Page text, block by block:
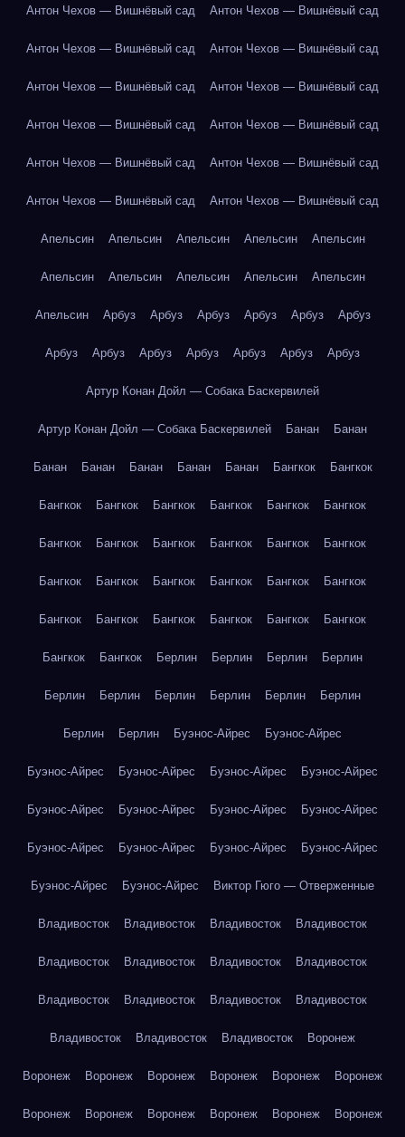
Антон Чехов — Вишнёвый сад Антон Чехов — Вишнёвый сад
Антон Чехов — Вишнёвый сад Антон Чехов — Вишнёвый сад
Антон Чехов — Вишнёвый сад Антон Чехов — Вишнёвый сад
Антон Чехов — Вишнёвый сад Антон Чехов — Вишнёвый сад
Антон Чехов — Вишнёвый сад Антон Чехов — Вишнёвый сад
Антон Чехов — Вишнёвый сад Антон Чехов — Вишнёвый сад
Апельсин Апельсин Апельсин Апельсин Апельсин
Апельсин Апельсин Апельсин Апельсин Апельсин
Апельсин Арбуз Арбуз Арбуз Арбуз Арбуз Арбуз
Арбуз Арбуз Арбуз Арбуз Арбуз Арбуз Арбуз
Артур Конан Дойл — Собака Баскервилей
Артур Конан Дойл — Собака Баскервилей Банан Банан
Банан Банан Банан Банан Банан Бангкок Бангкок
Бангкок Бангкок Бангкок Бангкок Бангкок Бангкок
Бангкок Бангкок Бангкок Бангкок Бангкок Бангкок
Бангкок Бангкок Бангкок Бангкок Бангкок Бангкок
Бангкок Бангкок Бангкок Бангкок Бангкок Бангкок
Бангкок Бангкок Берлин Берлин Берлин Берлин
Берлин Берлин Берлин Берлин Берлин Берлин
Берлин Берлин Буэнос-Айрес Буэнос-Айрес
Буэнос-Айрес Буэнос-Айрес Буэнос-Айрес Буэнос-Айрес
Буэнос-Айрес Буэнос-Айрес Буэнос-Айрес Буэнос-Айрес
Буэнос-Айрес Буэнос-Айрес Буэнос-Айрес Буэнос-Айрес
Буэнос-Айрес Буэнос-Айрес Виктор Гюго — Отверженные
Владивосток Владивосток Владивосток Владивосток
Владивосток Владивосток Владивосток Владивосток
Владивосток Владивосток Владивосток Владивосток
Владивосток Владивосток Владивосток Воронеж
Воронеж Воронеж Воронеж Воронеж Воронеж Воронеж
Воронеж Воронеж Воронеж Воронеж Воронеж Воронеж